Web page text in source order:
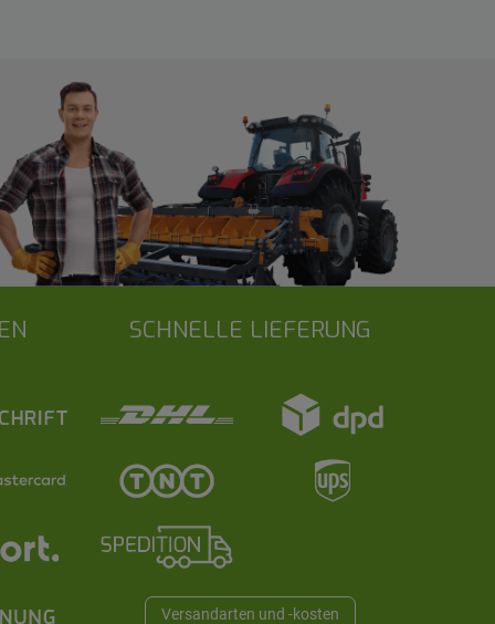
SCHNELLE LIEFERUNG
Versandarten und -kosten